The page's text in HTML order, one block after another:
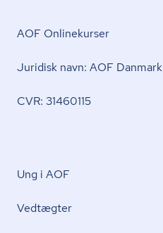
AOF Onlinekurser
Juridisk navn: AOF Danmark
CVR: 31460115
Ung i AOF
Vedtægter